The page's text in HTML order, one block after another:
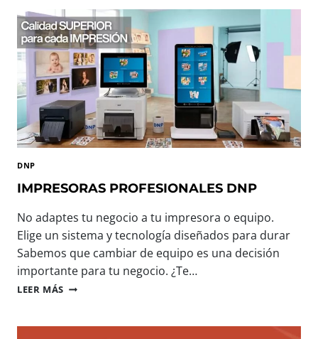
N
V
E
N
I
D
O
,
V
E
N
O
:
T
E
C
N
G
DNP
IMPRESORAS PROFESIONALES DNP
No adaptes tu negocio a tu impresora o equipo.
Elige un sistema y tecnología diseñados para durar
Sabemos que cambiar de equipo es una decisión
importante para tu negocio. ¿Te…
LEER MÁS
R